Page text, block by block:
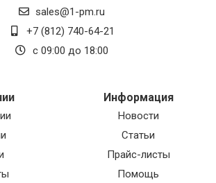
sales@1-pm.ru
+7 (812) 740-64-21
с 09:00 до 18:00
Информация
Новости
Статьи
Прайс-листы
Помощь